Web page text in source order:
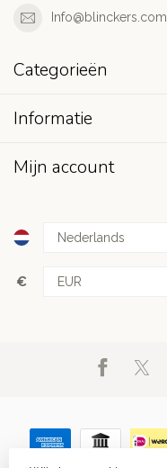
Info@blinckers.com
Categorieën
Informatie
Mijn account
€